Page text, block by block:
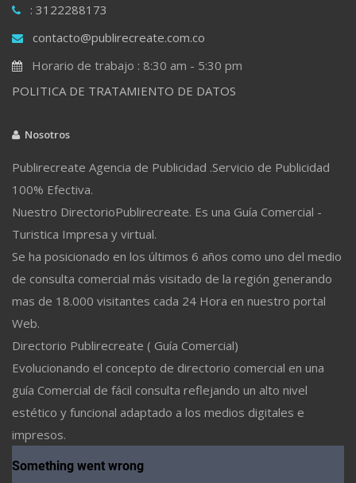
: 3122288173
contacto@publirecreate.com.co
Horario de trabajo : 8:30 am - 5:30 pm
POLITICA DE TRATAMIENTO DE DATOS
Nosotros
Publirecreate Agencia de Publicidad .Servicio de Publicidad
100% Efectiva.
Nuestro DirectorioPublirecreate. Es una Guía Comercial -
Turistica Impresa y virtual.
Se ha posicionado en los últimos 6 años como uno del medio
de consulta comercial más visitado de la región generando
mas de 18.000 visitantes cada 24 Hora en nuestro portal
Web.
Directorio Publirecreate ( Guía Comercial)
Evolucionando el concepto de directorio comercial en una
guía Comercial de fácil consulta reflejando un alto nivel
estético y funcional adaptado a los medios digitales e
impresos.